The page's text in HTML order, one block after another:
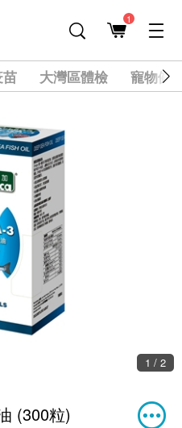
1
大灣區體檢 寵物健
1 / 2
(300粒)